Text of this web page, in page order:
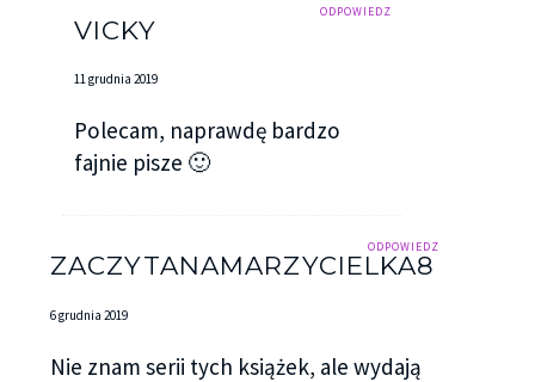
ODPOWIEDZ
VICKY
11 grudnia 2019
Polecam, naprawdę bardzo
fajnie pisze 🙂
ODPOWIEDZ
ZACZYTANAMARZYCIELKA8
6 grudnia 2019
Nie znam serii tych książek, ale wydają